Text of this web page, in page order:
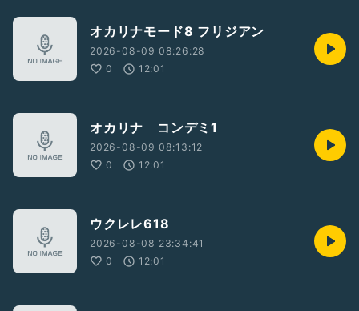
オカリナモード8 フリジアン
2026-08-09 08:26:28
0
12:01
オカリナ コンデミ1
2026-08-09 08:13:12
0
12:01
ウクレレ618
2026-08-08 23:34:41
0
12:01